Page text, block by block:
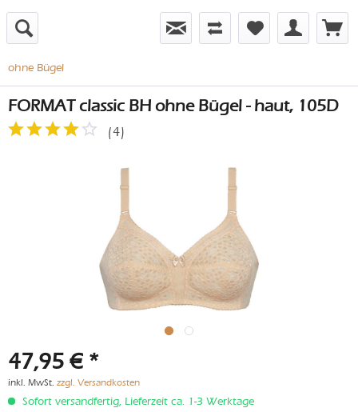
ohne Bügel
FORMAT classic BH ohne Bügel - haut, 105D
(4)
47,95 € *
inkl. MwSt. zzgl. Versandkosten
Sofort versandfertig, Lieferzeit ca. 1-3 Werktage